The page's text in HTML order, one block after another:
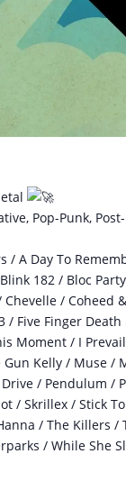
Pop-Punk,
/ A Day To
182 / Bloc
/
/ Five Finger
Moment / I
Kelly / Muse
/ Pendulum
/ Skrillex / Stick
/ The Killers
/ While She